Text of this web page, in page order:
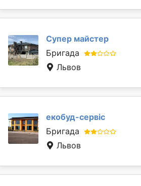
Супер майстер
Бригада
Львов
екобуд-сервіс
Бригада
Львов